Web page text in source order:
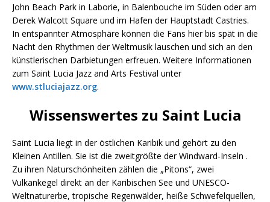
John Beach Park in Laborie, in Balenbouche im Süden oder am
Derek Walcott Square und im Hafen der Hauptstadt Castries.
In entspannter Atmosphäre können die Fans hier bis spät in die
Nacht den Rhythmen der Weltmusik lauschen und sich an den
künstlerischen Darbietungen erfreuen. Weitere Informationen
zum Saint Lucia Jazz and Arts Festival unter
www.stluciajazz.org.
Wissenswertes zu Saint Lucia
Saint Lucia liegt in der östlichen Karibik und gehört zu den
Kleinen Antillen. Sie ist die zweitgrößte der Windward-Inseln .
Zu ihren Naturschönheiten zählen die „Pitons“, zwei
Vulkankegel direkt an der Karibischen See und UNESCO-
Weltnaturerbe, tropische Regenwälder, heiße Schwefelquellen,